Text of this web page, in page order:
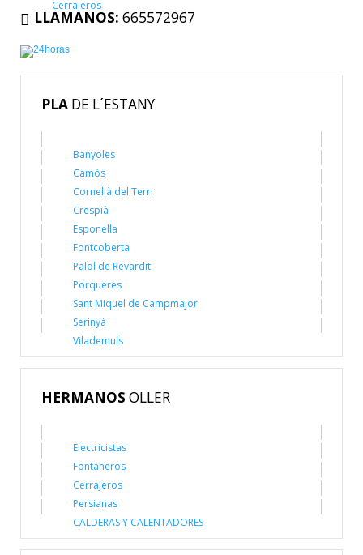
Cerrajeros
LLAMANOS: 665572967
PLA DE L´ESTANY
Banyoles
Camós
Cornellà del Terri
Crespià
Esponella
Fontcoberta
Palol de Revardit
Porqueres
Sant Miquel de Campmajor
Serinyà
Vilademuls
HERMANOS OLLER
Electricistas
Fontaneros
Cerrajeros
Persianas
CALDERAS Y CALENTADORES